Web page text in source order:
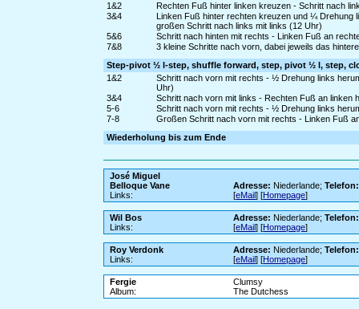
1&2
Rechten Fuß hinter linken kreuzen - Schritt nach
3&4
Linken Fuß hinter rechten kreuzen und ¼ Drehung
großen Schritt nach links mit links (12 Uhr)
5&6
Schritt nach hinten mit rechts - Linken Fuß an
7&8
3 kleine Schritte nach vorn, dabei jeweils das
Step-pivot ½ l-step, shuffle forward, step, pivot ½ l, step,
1&2
Schritt nach vorn mit rechts - ½ Drehung links
Uhr)
3&4
Schritt nach vorn mit links - Rechten Fuß an linken
5-6
Schritt nach vorn mit rechts - ½ Drehung links
7-8
Großen Schritt nach vorn mit rechts - Linken Fuß
Wiederholung bis zum Ende
José Miguel
Belloque Vane
Adresse: Niederlande;Telefon:
Links:
[eMail] [Homepage]
Wil Bos Adresse: Niederlande;Telefon:
Links:
[eMail] [Homepage]
Roy Verdonk Adresse: Niederlande;Telefon:
Links:
[eMail] [Homepage]
Fergie
Clumsy
Album:
The Dutchess